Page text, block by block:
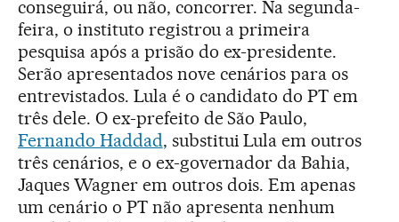
conseguirá, ou não, concorrer. Na segunda-
feira, o instituto registrou a primeira
pesquisa após a prisão do ex-presidente.
Serão apresentados nove cenários para os
entrevistados. Lula é o candidato do PT em
três dele. O ex-prefeito de São Paulo,
Fernando Haddad, substitui Lula em outros
três cenários, e o ex-governador da Bahia,
Jaques Wagner em outros dois. Em apenas
um cenário o PT não apresenta nenhum